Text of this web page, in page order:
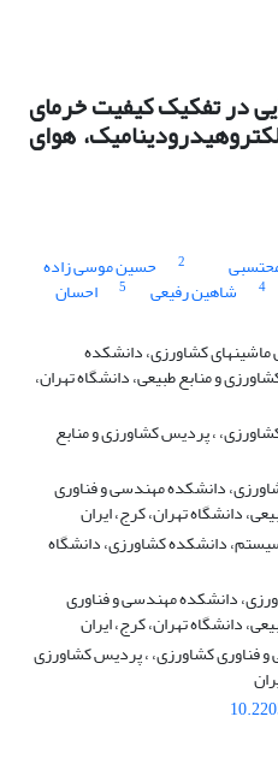
در تفکیک کیفیت خرمای
هوای
2 حسین موسی زاده
4 شاهین رفیعی 5 احسان
کشاورزی، دانشکده
و منابع طبیعی، دانشگاه تهران،
، پردیس کشاورزی و منابع
دانشکده مهندسی و فناوری
دانشگاه تهران، کرج، ایران
دانشکده کشاورزی، دانشگاه
دانشکده مهندسی و فناوری
دانشگاه تهران، کرج، ایران
فناوری کشاورزی، ، پردیس کشاورزی